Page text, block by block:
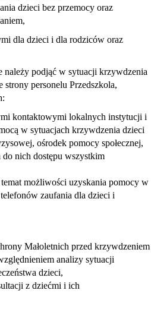
dzieci bez przemocy oraz
dla dzieci i dla rodziców oraz
należy podjąć w sytuacji krzywdzenia
strony personelu Przedszkola,
kontaktowymi lokalnych instytucji i
w sytuacjach krzywdzenia dzieci
ośrodek pomocy społecznej,
nich dostępu wszystkim
możliwości uzyskania pomocy w
zaufania dla dzieci i
Małoletnich przed krzywdzeniem
analizy sytuacji
dzieci,
z dziećmi i ich